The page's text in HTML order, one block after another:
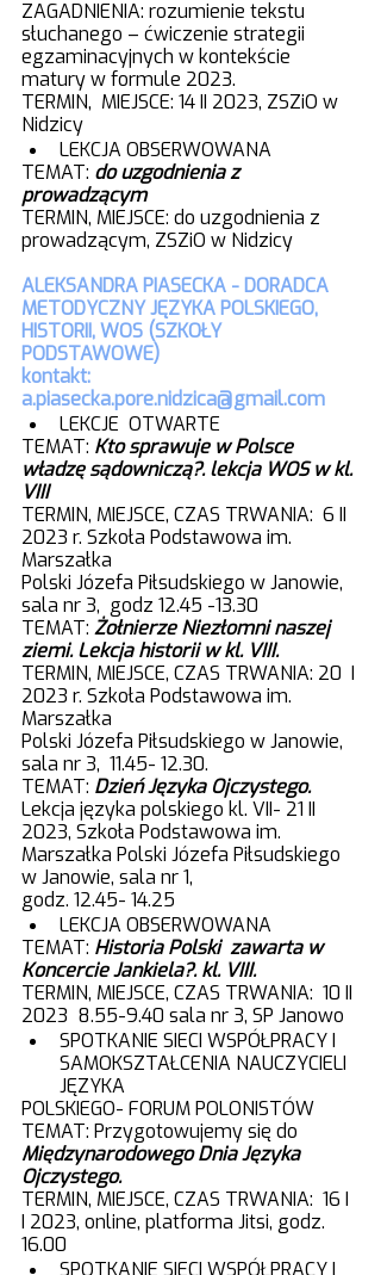
ZAGADNIENIA: rozumienie tekstu
słuchanego – ćwiczenie strategii
egzaminacyjnych w kontekście
matury w formule 2023.
TERMIN,  MIEJSCE: 14 II 2023, ZSZiO w
Nidzicy
LEKCJA OBSERWOWANA
TEMAT: do uzgodnienia z
prowadzącym
TERMIN, MIEJSCE: do uzgodnienia z
prowadzącym, ZSZiO w Nidzicy
ALEKSANDRA PIASECKA - DORADCA
METODYCZNY JĘZYKA POLSKIEGO,
HISTORII, WOS (SZKOŁY
PODSTAWOWE)
kontakt:
a.piasecka.pore.nidzica@gmail.com
LEKCJE  OTWARTE
TEMAT: Kto sprawuje w Polsce
władzę sądowniczą?. lekcja WOS w kl.
VIII
TERMIN, MIEJSCE, CZAS TRWANIA:  6 II
2023 r. Szkoła Podstawowa im.
Marszałka
Polski Józefa Piłsudskiego w Janowie,
sala nr 3,  godz 12.45 -13.30
TEMAT: Żołnierze Niezłomni naszej
ziemi. Lekcja historii w kl. VIII.
TERMIN, MIEJSCE, CZAS TRWANIA: 20  I
2023 r. Szkoła Podstawowa im.
Marszałka
Polski Józefa Piłsudskiego w Janowie,
sala nr 3,  11.45- 12.30.
TEMAT: Dzień Języka Ojczystego.
Lekcja języka polskiego kl. VII- 21 II
2023, Szkoła Podstawowa im.
Marszałka Polski Józefa Piłsudskiego
w Janowie, sala nr 1,
godz. 12.45- 14.25
LEKCJA OBSERWOWANA
TEMAT: Historia Polski  zawarta w
Koncercie Jankiela?. kl. VIII.
TERMIN, MIEJSCE, CZAS TRWANIA:  10 II
2023  8.55-9.40 sala nr 3, SP Janowo
SPOTKANIE SIECI WSPÓŁPRACY I
SAMOKSZTAŁCENIA NAUCZYCIELI
JĘZYKA
POLSKIEGO- FORUM POLONISTÓW
TEMAT: Przygotowujemy się do
Międzynarodowego Dnia Języka
Ojczystego.
TERMIN, MIEJSCE, CZAS TRWANIA:  16 I
I 2023, online, platforma Jitsi, godz.
16.00
SPOTKANIE SIECI WSPÓŁPRACY I